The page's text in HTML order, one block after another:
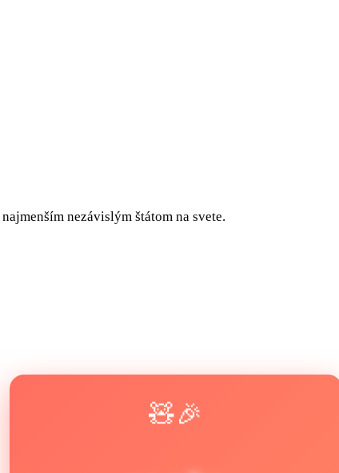
nezávislým štátom na svete.
🧸🎉